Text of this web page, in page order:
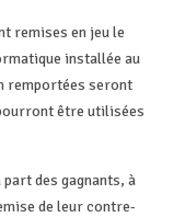
remises en jeu le
installée au
remportées seront
être utilisées
des gagnants, à
de leur contre-